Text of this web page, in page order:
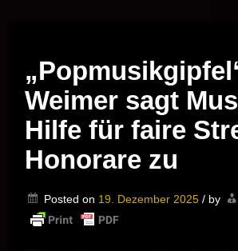
Weimer sagt
Hilfe für faire
Honorare zu
Posted on 19. Dezember 2025 / by